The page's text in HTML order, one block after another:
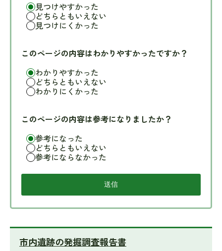
見つけやすかった
どちらともいえない
見つけにくかった
このページの内容はわかりやすかったですか？
わかりやすかった
どちらともいえない
わかりにくかった
このページの内容は参考になりましたか？
参考になった
どちらともいえない
参考にならなかった
市内遺跡の発掘調査報告書